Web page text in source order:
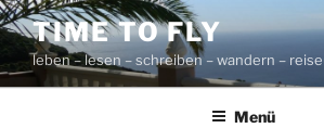
Zum
Inhalt
springen
TIME TO FLY
leben – lesen – schreiben – wandern –
Menü